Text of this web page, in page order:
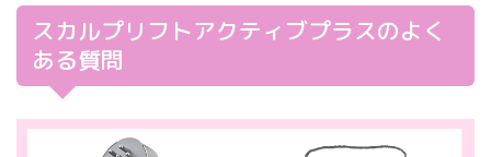
スカルプリフトアクティブプラスのよく
ある質問